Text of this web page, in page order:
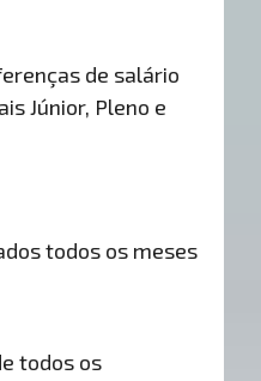
de salário
Júnior, Pleno e
todos os meses
todos os